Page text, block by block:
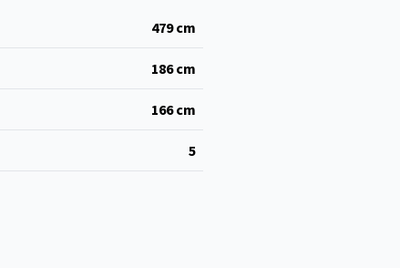
479cm
186cm
166cm
5